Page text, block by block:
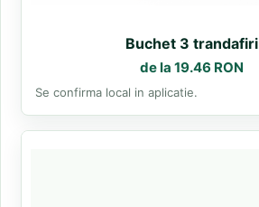
Buchet 3 trandafiri
de la 19.46 RON
Se confirma local in aplicatie.